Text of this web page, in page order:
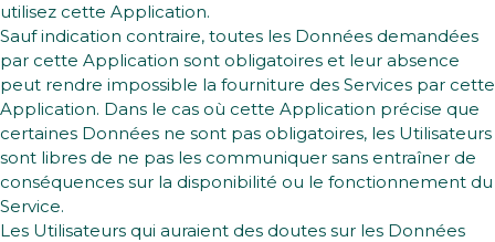
utilisez cette Application.
Sauf indication contraire, toutes les Données demandées
par cette Application sont obligatoires et leur absence
peut rendre impossible la fourniture des Services par cette
Application. Dans le cas où cette Application précise que
certaines Données ne sont pas obligatoires, les Utilisateurs
sont libres de ne pas les communiquer sans entraîner de
conséquences sur la disponibilité ou le fonctionnement du
Service.
Les Utilisateurs qui auraient des doutes sur les Données